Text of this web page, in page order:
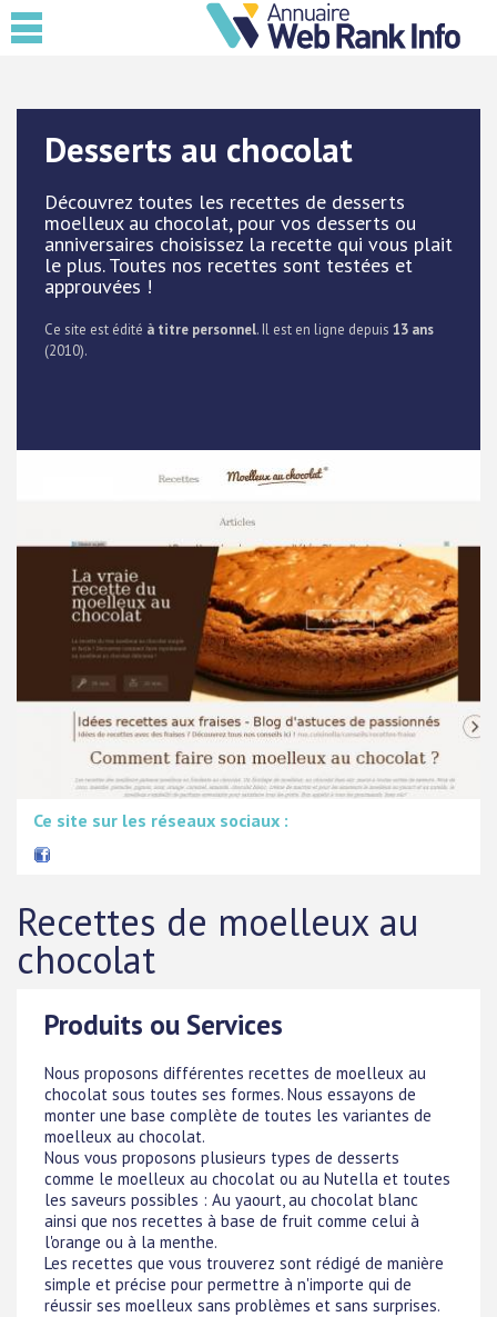
Desserts au chocolat
Découvrez toutes les recettes de desserts
moelleux au chocolat, pour vos desserts ou
anniversaires choisissez la recette qui vous plait
le plus. Toutes nos recettes sont testées et
approuvées !
Ce site est édité à titre personnel. Il est en ligne depuis 13 ans
(2010).
Ce site sur les réseaux sociaux :
Recettes de moelleux au
chocolat
Produits ou Services
Nous proposons différentes recettes de moelleux au
chocolat sous toutes ses formes. Nous essayons de
monter une base complète de toutes les variantes de
moelleux au chocolat.
Nous vous proposons plusieurs types de desserts
comme le moelleux au chocolat ou au Nutella et toutes
les saveurs possibles : Au yaourt, au chocolat blanc
ainsi que nos recettes à base de fruit comme celui à
l'orange ou à la menthe.
Les recettes que vous trouverez sont rédigé de manière
simple et précise pour permettre à n'importe qui de
réussir ses moelleux sans problèmes et sans surprises.